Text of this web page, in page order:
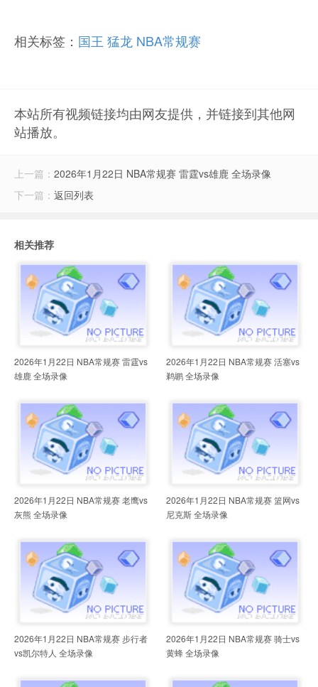
相关标签： 国王 猛龙 NBA常规赛
本站所有视频链接均由网友提供，并链接到其他网
站播放。
上一篇： 2026年1月22日 NBA常规赛 雷霆vs雄鹿 全场录像
下一篇： 返回列表
相关推荐
2026年1月22日 NBA常规赛 雷霆vs
雄鹿 全场录像
2026年1月22日 NBA常规赛 活塞vs
鹈鹕 全场录像
2026年1月22日 NBA常规赛 老鹰vs
灰熊 全场录像
2026年1月22日 NBA常规赛 篮网vs
尼克斯 全场录像
2026年1月22日 NBA常规赛 步行者
vs凯尔特人 全场录像
2026年1月22日 NBA常规赛 骑士vs
黄蜂 全场录像